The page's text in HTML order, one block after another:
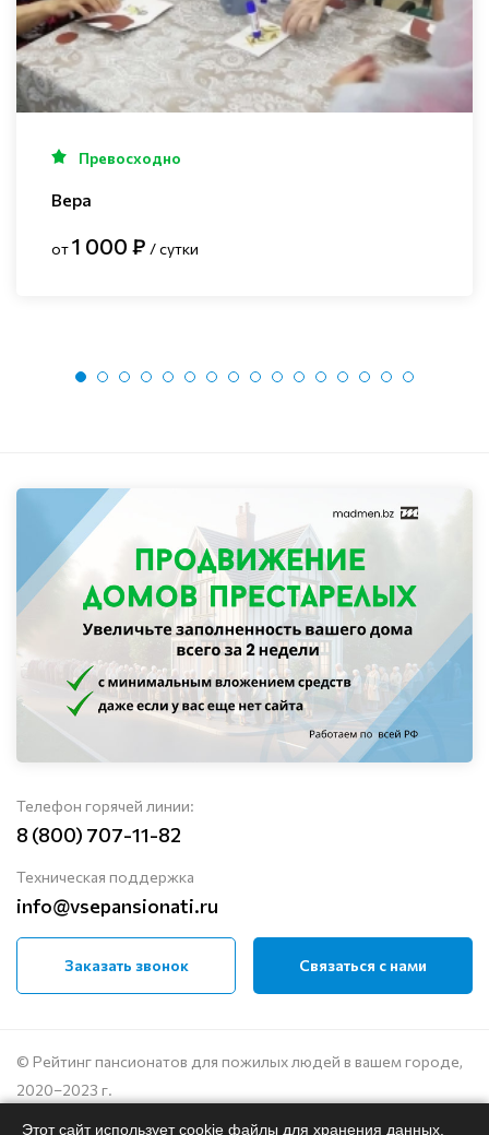
Превосходно
Вера
от1 000 ₽ / сутки
Телефон горячей линии:
8 (800) 707-11-82
Техническая поддержка
info@vsepansionati.ru
Заказать звонок Связаться с нами
© Рейтинг пансионатов для пожилых людей в вашем городе,
2020–2023 г.
Этот сайт использует cookie файлы для хранения данных.